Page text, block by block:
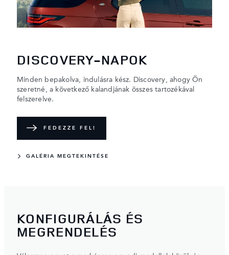
DISCOVERY-NAPOK
Minden bepakolva, indulásra kész. Discovery, ahogy Ön
szeretné, a következő kalandjának összes tartozékával
felszerelve.
FEDEZZE FEL!
GALÉRIA MEGTEKINTÉSE
KONFIGURÁLÁS ÉS
MEGRENDELÉS